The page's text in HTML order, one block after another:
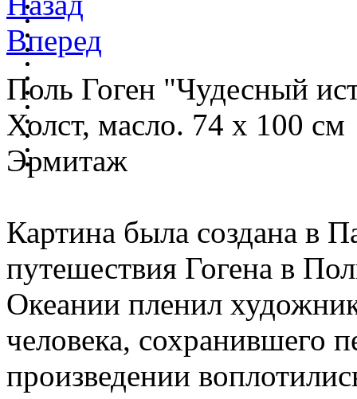
Вперед
Поль Гоген "Чудесный
Холст, масло. 74 х 100 см
Эрмитаж
Картина была создана в
путешествия Гогена в
Океании пленил
человека, сохранившего
произведении